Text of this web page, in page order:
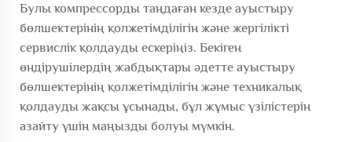
Булы компрессорды таңдаған кезде ауыстыру
бөлшектерінің қолжетімділігін және жергілікті
сервислік қолдауды ескеріңіз. Бекіген
өндірушілердің жабдықтары әдетте ауыстыру
бөлшектерінің қолжетімділігін және техникалық
қолдауды жақсы ұсынады, бұл жұмыс үзілістерін
азайту үшін маңызды болуы мүмкін.